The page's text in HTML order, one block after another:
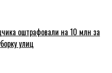
оштрафовали на 10 млн за
улиц